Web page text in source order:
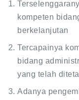
kompeten
berkelanjutan
Tercapainya
bidang
yang telah
Adanya